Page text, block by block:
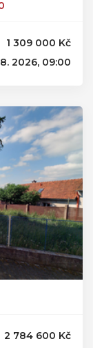
1 309 000 Kč
2026, 09:00
2 784 600 Kč